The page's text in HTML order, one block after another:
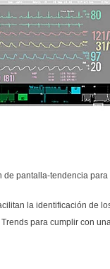
de pantalla-tendencia
la identificación de
para cumplir con